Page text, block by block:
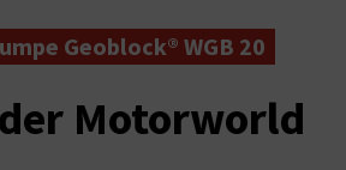
Geoblock® WGB 20
Motorworld